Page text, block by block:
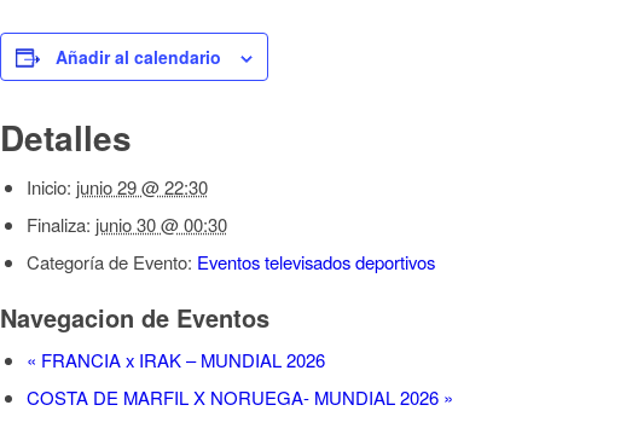
Añadir al calendario
Detalles
Inicio: junio 29 @ 22:30
Finaliza: junio 30 @ 00:30
Categoría de Evento: Eventos televisados deportivos
Navegacion de Eventos
« FRANCIA x IRAK – MUNDIAL 2026
COSTA DE MARFIL X NORUEGA- MUNDIAL 2026 »